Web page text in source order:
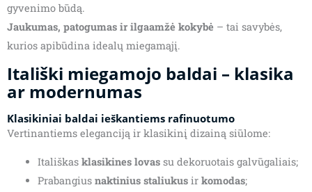
gyvenimo būdą.
Jaukumas, patogumas ir ilgaamžė kokybė – tai savybės,
kurios apibūdina idealų miegamąjį.
Itališki miegamojo baldai – klasika
ar modernumas
Klasikiniai baldai ieškantiems rafinuotumo
Vertinantiems eleganciją ir klasikinį dizainą siūlome:
Itališkas klasikines lovassu dekoruotais galvūgaliais;
Prabangius naktinius staliukusir komodas;